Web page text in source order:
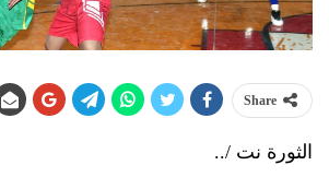
Share
الثورة نت /..